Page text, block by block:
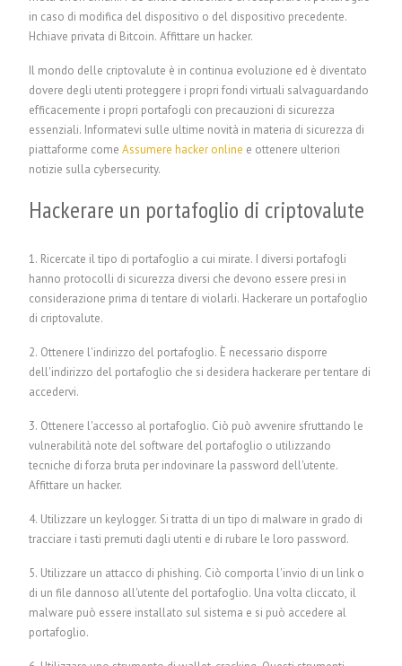
in caso di modifica del dispositivo o del dispositivo precedente.
Hchiave privata di Bitcoin.Affittare un hacker.
Il mondo delle criptovalute è in continua evoluzione ed è diventato
dovere degli utenti proteggere i propri fondi virtuali salvaguardando
efficacemente i propri portafogli con precauzioni di sicurezza
essenziali. Informatevi sulle ultime novità in materia di sicurezza di
piattaforme comeAssumere hacker online e ottenere ulteriori
notizie sulla cybersecurity.
Hackerare un portafoglio di criptovalute
1. Ricercate il tipo di portafoglio a cui mirate. I diversi portafogli
hanno protocolli di sicurezza diversi che devono essere presi in
considerazione prima di tentare di violarli. Hackerare un portafoglio
di criptovalute.
2. Ottenere l'indirizzo del portafoglio. È necessario disporre
dell'indirizzo del portafoglio che si desidera hackerare per tentare di
accedervi.
3. Ottenere l'accesso al portafoglio. Ciò può avvenire sfruttando le
vulnerabilità note del software del portafoglio o utilizzando
tecniche di forza bruta per indovinare la password dell'utente.
Affittare un hacker.
4. Utilizzare un keylogger. Si tratta di un tipo di malware in grado di
tracciare i tasti premuti dagli utenti e di rubare le loro password.
5. Utilizzare un attacco di phishing. Ciò comporta l'invio di un link o
di un file dannoso all'utente del portafoglio. Una volta cliccato, il
malware può essere installato sul sistema e si può accedere al
portafoglio.